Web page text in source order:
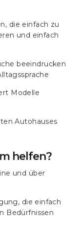
die einfach zu
und einfach
beeindrucken
Modelle
Autohauses
helfen?
und über
die einfach
Bedürfnissen